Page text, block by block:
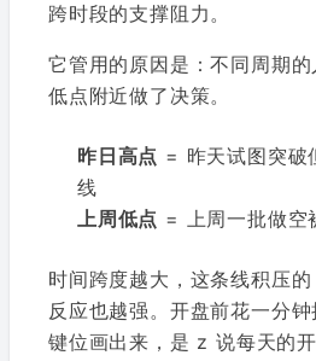
跨时段的支撑阻力。
它管用的原因是：不同周期
低点附近做了决策。
昨日高点 = 昨天试图突破
线
上周低点 = 上周一批做空
时间跨度越大，这条线积压的
反应也越强。开盘前花一分
键位画出来，是 z 说每天的开